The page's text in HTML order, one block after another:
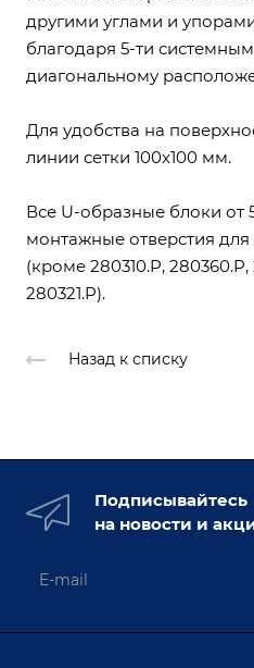
другими углами и
благодаря 5-ти
диагональному
Для удобства на
линии сетки 100x100 мм.
Все U-образные блоки
монтажные отверстия
(кроме 280310.P,
280321.P).
Назад к списку
Подписывайтесь
на новости и